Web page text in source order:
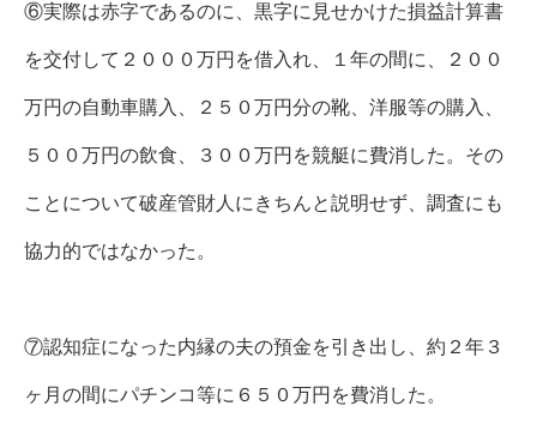
⑥実際は赤字であるのに、黒字に見せかけた損益計算書
を交付して２０００万円を借入れ、１年の間に、２００
万円の自動車購入、２５０万円分の靴、洋服等の購入、
５００万円の飲食、３００万円を競艇に費消した。その
ことについて破産管財人にきちんと説明せず、調査にも
協力的ではなかった。
⑦認知症になった内縁の夫の預金を引き出し、約２年３
ヶ月の間にパチンコ等に６５０万円を費消した。